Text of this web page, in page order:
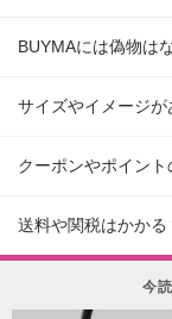
BUYMAには偽物は
サイズやイメージ
クーポンやポイン
送料や関税はかかる
今